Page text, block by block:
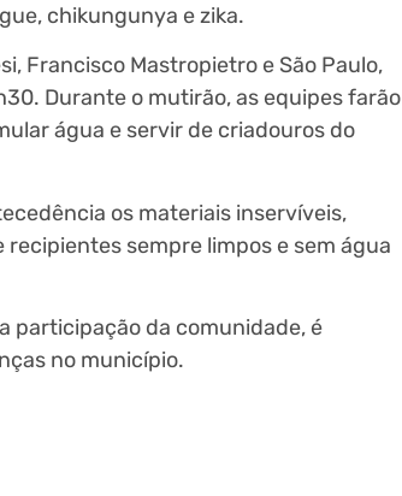
chikungunya e zika.
Francisco Mastropietro e São Paulo,
Durante o mutirão, as equipes farão
água e servir de criadouros do
os materiais inservíveis,
sempre limpos e sem água
participação da comunidade, é
no município.